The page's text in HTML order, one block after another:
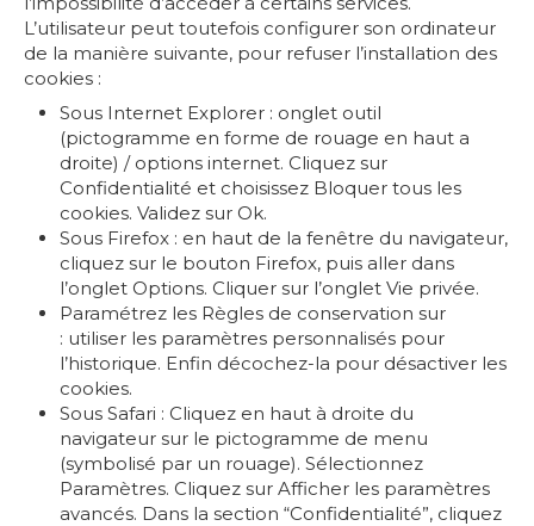
L’utilisateur peut toutefois configurer son ordinateur
de la manière suivante, pour refuser l’installation des
cookies :
Sous Internet Explorer : onglet outil
(pictogramme en forme de rouage en haut a
droite) / options internet. Cliquez sur
Confidentialité et choisissez Bloquer tous les
cookies. Validez sur Ok.
Sous Firefox : en haut de la fenêtre du navigateur,
cliquez sur le bouton Firefox, puis aller dans
l’onglet Options. Cliquer sur l’onglet Vie privée.
Paramétrez les Règles de conservation sur
: utiliser les paramètres personnalisés pour
l’historique. Enfin décochez-la pour désactiver les
cookies.
Sous Safari : Cliquez en haut à droite du
navigateur sur le pictogramme de menu
(symbolisé par un rouage). Sélectionnez
Paramètres. Cliquez sur Afficher les paramètres
avancés. Dans la section “Confidentialité”, cliquez